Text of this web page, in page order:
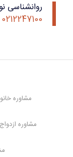
روانشناسی
0212247100
مشاوره
مشاوره
چرا مرکز
تواند داشته باشد